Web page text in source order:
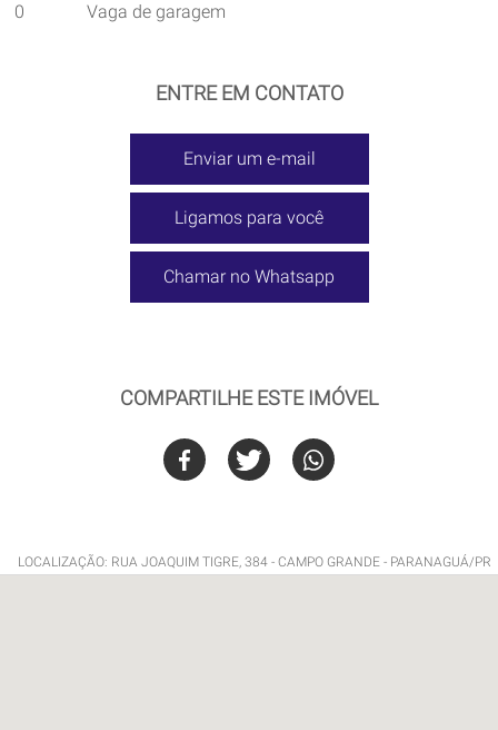
0
Vaga de garagem
ENTRE EM CONTATO
Enviar um e-mail
Ligamos para você
Chamar no Whatsapp
COMPARTILHE ESTE IMÓVEL
LOCALIZAÇÃO: RUA JOAQUIM TIGRE, 384 - CAMPO GRANDE - PARANAGUÁ/PR